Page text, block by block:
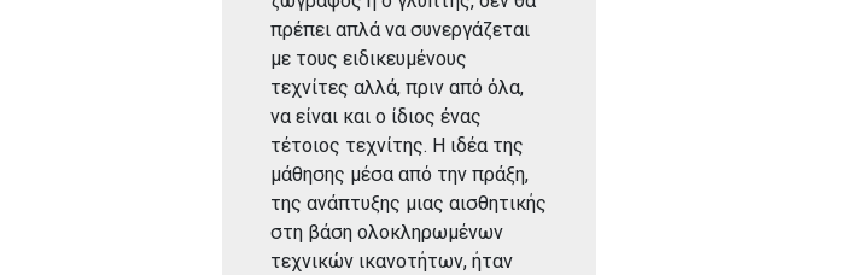
πρέπει απλά να συνεργάζεται
με τους ειδικευμένους
τεχνίτες αλλά, πριν από όλα,
να είναι και ο ίδιος ένας
τέτοιος τεχνίτης. Η ιδέα της
μάθησης μέσα από την πράξη,
της ανάπτυξης μιας αισθητικής
στη βάση ολοκληρωμένων
τεχνικών ικανοτήτων, ήταν